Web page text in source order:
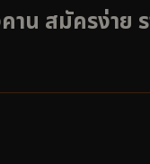
น สมัครง่าย